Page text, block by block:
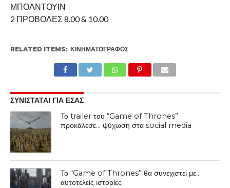
ΜΠΟΛΝΤΟΥΙΝ
2 ΠΡΟΒΟΛΕΣ 8.00 & 10.00
RELATED ITEMS: ΚΙΝΗΜΑΤΟΓΡΆΦΟΣ
ΣΥΝΙΣΤΑΤΑΙ ΓΙΑ ΕΣΑΣ
Το trailer του “Game of Thrones”
προκάλεσε… ψύχωση στα social media
Το “Game of Thrones” θα συνεχιστεί με…
αυτοτελείς ιστορίες